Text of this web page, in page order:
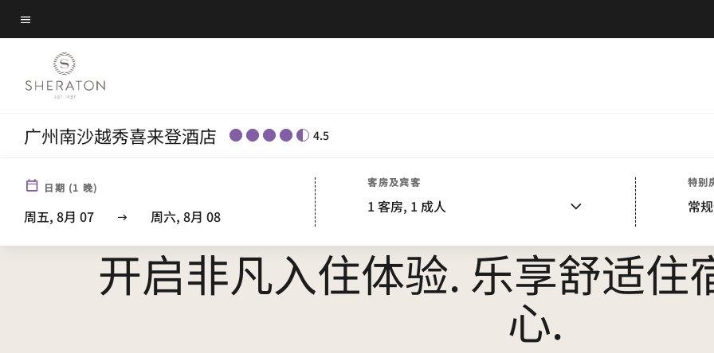
Skip
to
content
菜单文本
广州南沙越秀喜来登酒店 4.5
日期 (1 晚)
周五, 8月 07 周六, 8月 08
客房及宾客
1 客房, 1 成人
特别
常
开启非凡入住体验. 乐享舒适住
心.